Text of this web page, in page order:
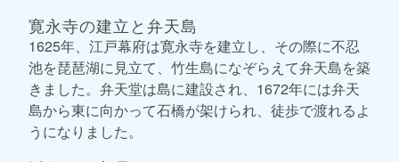
寛永寺の建立と弁天島
1625年、江戸幕府は寛永寺を建立し、その際に不忍
池を琵琶湖に見立て、竹生島になぞらえて弁天島を築
きました。弁天堂は島に建設され、1672年には弁天
島から東に向かって石橋が架けられ、徒歩で渡れるよ
うになりました。